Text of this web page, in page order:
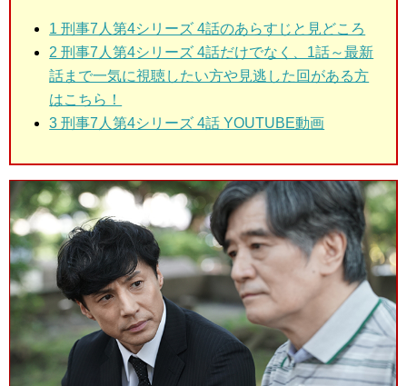
1 刑事7人第4シリーズ 4話のあらすじと見どころ
2 刑事7人第4シリーズ 4話だけでなく、1話～最新
話まで一気に視聴したい方や見逃した回がある方
はこちら！
3 刑事7人第4シリーズ 4話YOUTUBE動画